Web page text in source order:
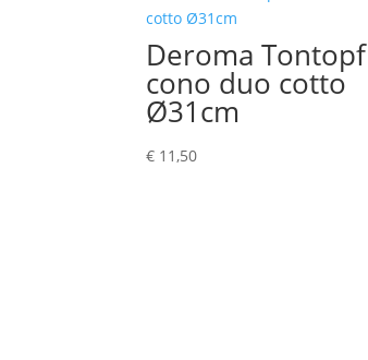
Deroma Tontopf
cono duo cotto
Ø31cm
€ 11,50